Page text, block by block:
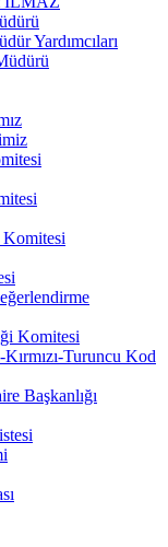
Yardımcıları
Komitesi
Turuncu Kod
Başkanlığı